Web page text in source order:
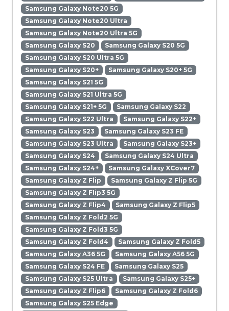
Samsung Galaxy Note20 5G
Samsung Galaxy Note20 Ultra
Samsung Galaxy Note20 Ultra 5G
Samsung Galaxy S20
Samsung Galaxy S20 5G
Samsung Galaxy S20 Ultra 5G
Samsung Galaxy S20+
Samsung Galaxy S20+ 5G
Samsung Galaxy S21 5G
Samsung Galaxy S21 Ultra 5G
Samsung Galaxy S21+ 5G
Samsung Galaxy S22
Samsung Galaxy S22 Ultra
Samsung Galaxy S22+
Samsung Galaxy S23
Samsung Galaxy S23 FE
Samsung Galaxy S23 Ultra
Samsung Galaxy S23+
Samsung Galaxy S24
Samsung Galaxy S24 Ultra
Samsung Galaxy S24+
Samsung Galaxy XCover7
Samsung Galaxy Z Flip
Samsung Galaxy Z Flip 5G
Samsung Galaxy Z Flip3 5G
Samsung Galaxy Z Flip4
Samsung Galaxy Z Flip5
Samsung Galaxy Z Fold2 5G
Samsung Galaxy Z Fold3 5G
Samsung Galaxy Z Fold4
Samsung Galaxy Z Fold5
Samsung Galaxy A36 5G
Samsung Galaxy A56 5G
Samsung Galaxy S24 FE
Samsung Galaxy S25
Samsung Galaxy S25 Ultra
Samsung Galaxy S25+
Samsung Galaxy Z Flip6
Samsung Galaxy Z Fold6
Samsung Galaxy S25 Edge